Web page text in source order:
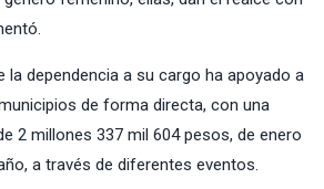
la dependencia a su cargo ha apoyado a
de forma directa, con una
2 millones 337 mil 604 pesos, de enero
a través de diferentes eventos.